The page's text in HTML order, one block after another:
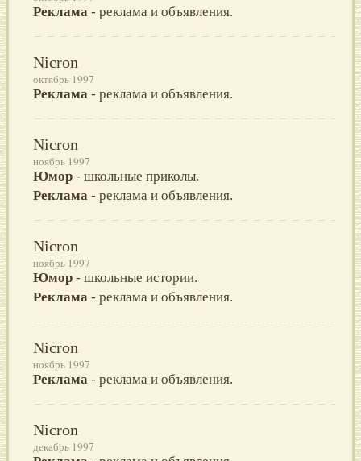
Реклама - реклама и объявления.
Nicron
октябрь 1997
Реклама - реклама и объявления.
Nicron
ноябрь 1997
Юмор - школьные приколы.
Реклама - реклама и объявления.
Nicron
ноябрь 1997
Юмор - школьные истории.
Реклама - реклама и объявления.
Nicron
ноябрь 1997
Реклама - реклама и объявления.
Nicron
декабрь 1997